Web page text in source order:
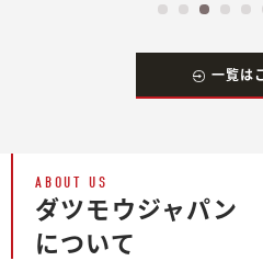
一覧は
ABOUT US
ダツモウジャパン
について